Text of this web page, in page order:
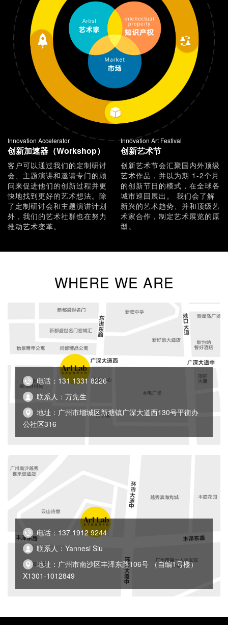
Innovation Accelerator
创新加速器（Workshop）
客户可以通过我们的定制研讨
会、主题演讲和邀请专门的顾
问来促进他们的创新过程并更
快地找到更好的艺术想法。除
了定制研讨会和主题演讲计划
外，我们的艺术社群也在努力
推动艺术变革。
Innovation Art Festival
创新艺术节
创新艺术节会汇聚国内外顶级
艺术作品，并以为期 1-2个月
的创新节日的模式，在全球各
城市巡回展出。 我们会了解
新兴的艺术趋势、并和顶级艺
术家合作，制定艺术展览的原
型。
WHERE WE ARE
电话：131 1331 8226
联系人：万先生
地址：广州市增城区新塘镇广深大道西130号平衡办
公社区316
电话：137 1912 9244
联系人：Yannesi Siu
地址：广州市南沙区丰泽东路106号 （自编1号楼）
X1301-1012849